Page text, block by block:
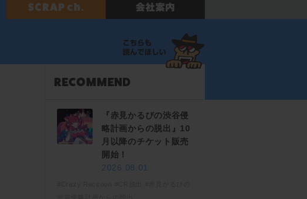
『赤見かるびの渋谷侵
略計画からの脱出』10
月以降のチケット販売
開始！
2026.08.01